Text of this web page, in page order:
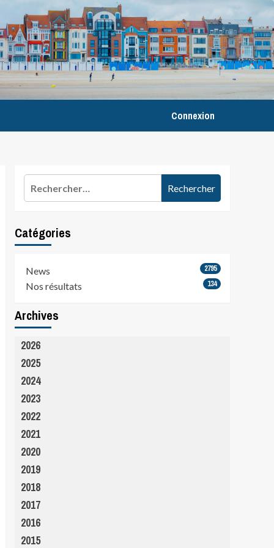
Connexion
Catégories
News 2795
Nos résultats 134
Archives
2026
2025
2024
2023
2022
2021
2020
2019
2018
2017
2016
2015